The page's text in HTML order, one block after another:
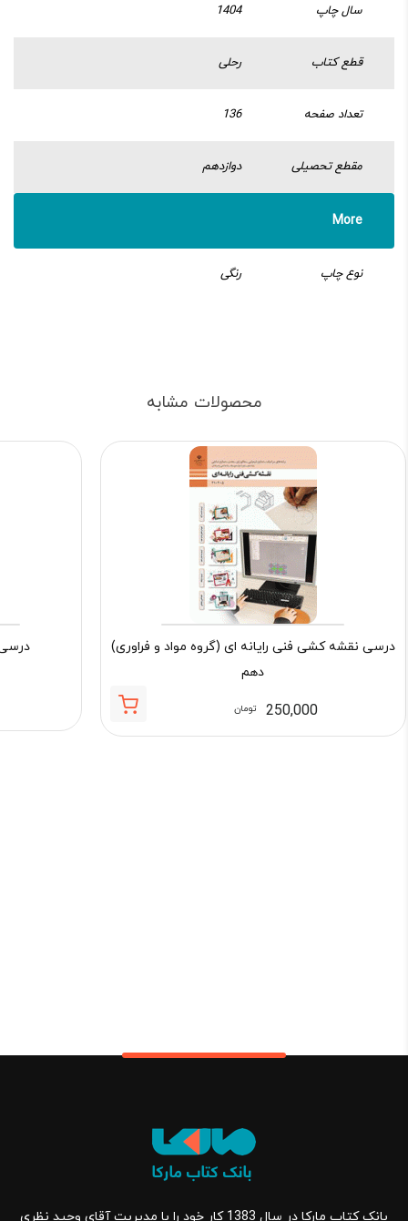
سال چاپ 1404
قطع کتاب رحلی
تعداد صفحه 136
مقطع تحصیلی دوازدهم
More
نوع چاپ رنگی
محصولات مشابه
درسی نقشه کشی فنی رایانه ای (گروه مواد و فراوری)
دهم
250,000 تومان
بانک کتاب مارکا در سال 1383 کار خود را با مدیریت آقای وحید نظری